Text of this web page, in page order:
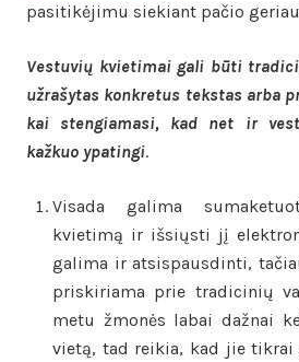
pasitikėjimu siekiant pačio
Vestuvių kvietimai gali būti
užrašytas konkretus tekstas arba
kai stengiamasi, kad net ir
kažkuo ypatingi.
Visada galima
kvietimą ir išsiųsti jį
galima ir atsispausdinti,
priskiriama prie tradicinių
metu žmonės labai dažnai
vietą, tad reikia, kad jie